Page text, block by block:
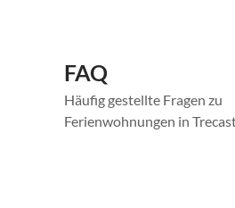
FAQ
Häufig gestellte Fragen zu
Ferienwohnungen in